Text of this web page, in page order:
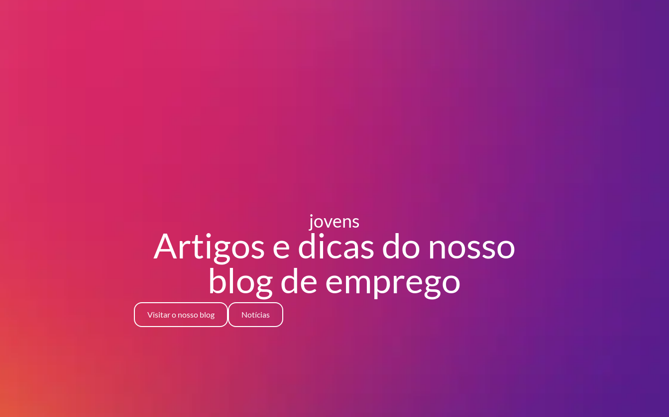
jovens
Artigos e dicas do nosso
blog de emprego
Visitar o nosso blog Notícias